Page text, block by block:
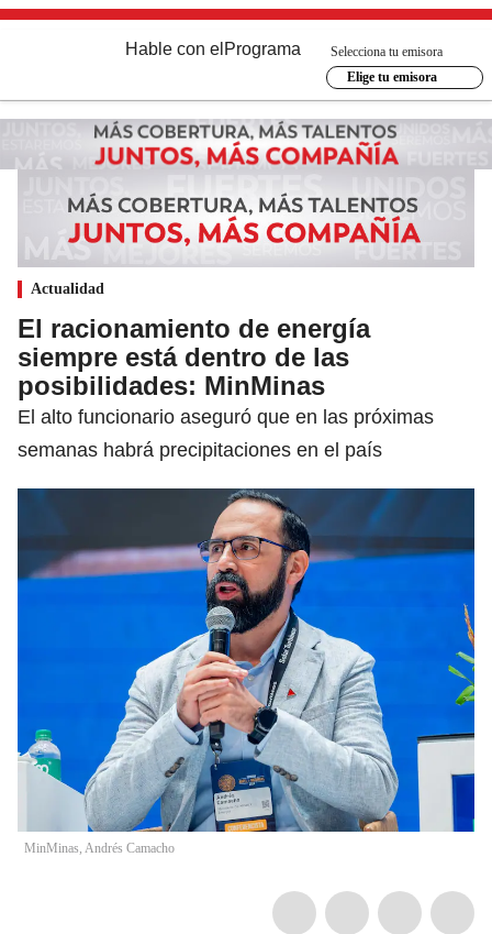
Hable con el Programa
Selecciona tu emisora
Elige tu emisora
Actualidad
El racionamiento de energía
siempre está dentro de las
posibilidades: MinMinas
El alto funcionario aseguró que en las próximas
semanas habrá precipitaciones en el país
MinMinas, Andrés Camacho